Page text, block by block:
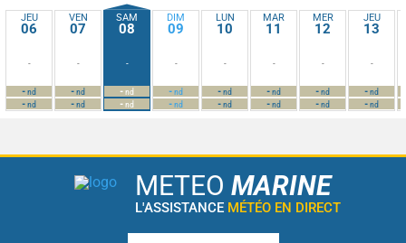
JEU
06
-
-nd
-nd
VEN
07
-
-nd
-nd
SAM
08
-
-nd
-nd
DIM
09
-
-nd
-nd
LUN
10
-
-nd
-nd
MAR
11
-
-nd
-nd
MER
12
-
-nd
-nd
JEU
13
-
-nd
-nd
METEO MARINE
L'ASSISTANCE MÉTÉO EN DIRECT